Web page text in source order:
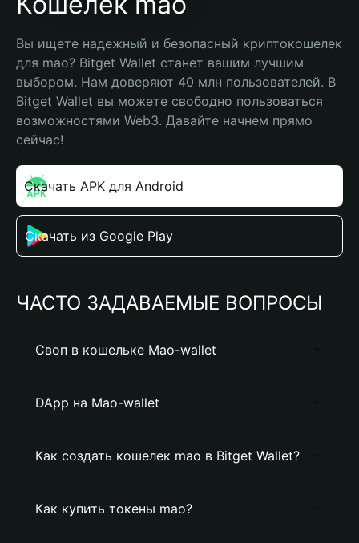
Вы ищете надежный и безопасный криптокошелек
для mao? Bitget Wallet станет вашим лучшим
выбором. Нам доверяют 40 млн пользователей. В
Bitget Wallet вы можете свободно пользоваться
возможностями Web3. Давайте начнем прямо
сейчас!
Скачать APK для Android
Скачать из Google Play
ЧАСТО ЗАДАВАЕМЫЕ ВОПРОСЫ
Своп в кошельке Mao-wallet
DApp на Mao-wallet
Как создать кошелек mao в Bitget Wallet?
Как купить токены mao?